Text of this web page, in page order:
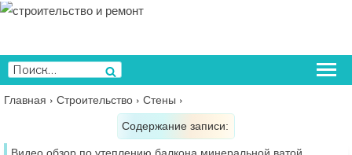
Перейти
содержимому
Искать:
Поиск
Главная › Строительство › Стены ›
Содержание записи: